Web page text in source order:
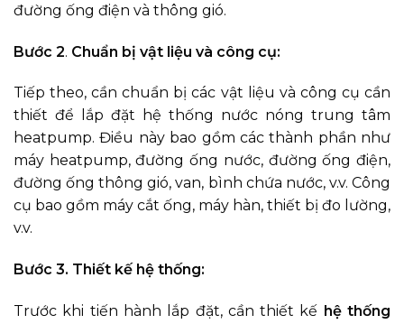
đường ống điện và thông gió.
Bước 2. Chuẩn bị vật liệu và công cụ:
Tiếp theo, cần chuẩn bị các vật liệu và công cụ cần
thiết để lắp đặt hệ thống nước nóng trung tâm
heatpump. Điều này bao gồm các thành phần như
máy heatpump, đường ống nước, đường ống điện,
đường ống thông gió, van, bình chứa nước, v.v. Công
cụ bao gồm máy cắt ống, máy hàn, thiết bị đo lường,
v.v.
Bước 3. Thiết kế hệ thống:
Trước khi tiến hành lắp đặt, cần thiết kế hệ thống